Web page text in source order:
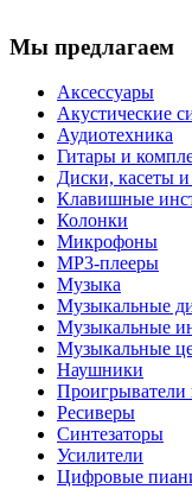
Мы предлагаем
Аксессуары
Акустические
Аудиотехника
Гитары и
Диски, касеты
Клавишные
Колонки
Микрофоны
МР3-плееры
Музыка
Музыкальные
Музыкальные
Музыкальные
Наушники
Проигрыватели
Ресиверы
Синтезаторы
Усилители
Цифровые